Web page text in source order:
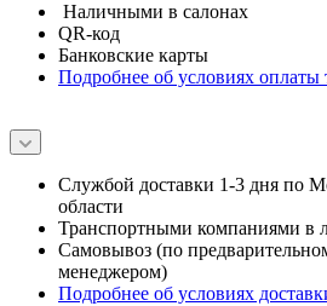
Наличными в салонах
QR-код
Банковские карты
Подробнее об условиях оплаты
Службой доставки 1-3 дня по
области
Транспортными компаниями в
Самовывоз (по
менеджером)
Подробнее об условиях